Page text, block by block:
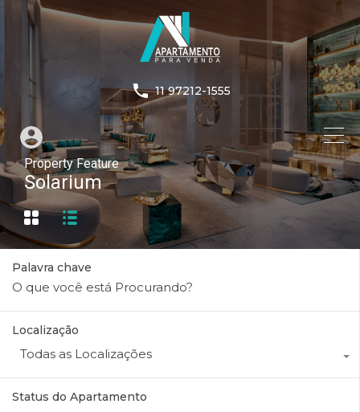
11 97212-1555
Property Feature
Solarium
Palavra chave
Localização
Todas as Localizações
Status do Apartamento